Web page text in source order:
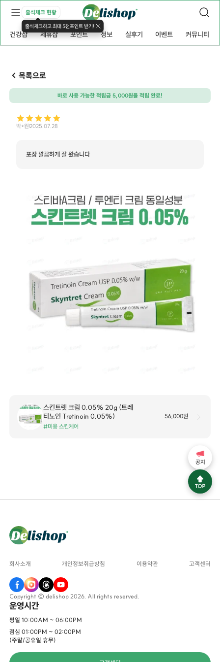
출석체크 현황
출석체크하고 최대 5천포인트 받기!
건강샵 제휴샵 포인트 정보 실후기 이벤트 커뮤니티
목록으로
바로 사용 가능한 적립금 5,000원을 적립 완료!
박*원2025.07.28
포장 깔끔하게 잘 왔습니다
스킨트렛 크림 0.05% 20g (트레
티노인 Tretinoin 0.05%)
#미용 스킨케어
56,000원
회사소개 개인정보취급방침 이용약관 고객센터
Copyright © delishop 2026. All rights reserved.
운영시간
평일 10:00AM ~ 06:00PM
점심 01:00PM ~ 02:00PM
(주말/공휴일 휴무)
공지